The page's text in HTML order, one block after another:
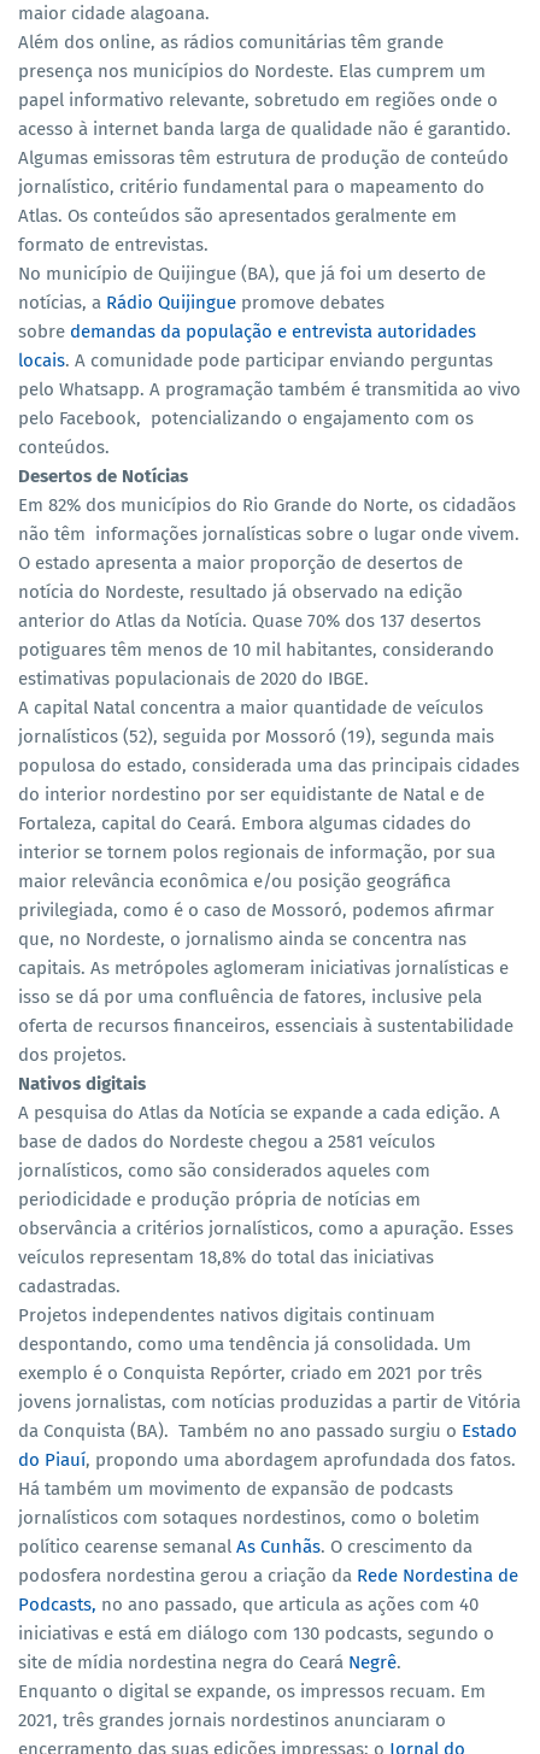
maior cidade alagoana.
Além dos online, as rádios comunitárias têm grande
presença nos municípios do Nordeste. Elas cumprem um
papel informativo relevante, sobretudo em regiões onde o
acesso à internet banda larga de qualidade não é garantido.
Algumas emissoras têm estrutura de produção de conteúdo
jornalístico, critério fundamental para o mapeamento do
Atlas. Os conteúdos são apresentados geralmente em
formato de entrevistas.
No município de Quijingue (BA), que já foi um deserto de
notícias, a Rádio Quijingue promove debates
sobre demandas da população e entrevista autoridades
locais. A comunidade pode participar enviando perguntas
pelo Whatsapp. A programação também é transmitida ao vivo
pelo Facebook, potencializando o engajamento com os
conteúdos.
Desertos de Notícias
Em 82% dos municípios do Rio Grande do Norte, os cidadãos
não têm informações jornalísticas sobre o lugar onde vivem.
O estado apresenta a maior proporção de desertos de
notícia do Nordeste, resultado já observado na edição
anterior do Atlas da Notícia. Quase 70% dos 137 desertos
potiguares têm menos de 10 mil habitantes, considerando
estimativas populacionais de 2020 do IBGE.
A capital Natal concentra a maior quantidade de veículos
jornalísticos (52), seguida por Mossoró (19), segunda mais
populosa do estado, considerada uma das principais cidades
do interior nordestino por ser equidistante de Natal e de
Fortaleza, capital do Ceará. Embora algumas cidades do
interior se tornem polos regionais de informação, por sua
maior relevância econômica e/ou posição geográfica
privilegiada, como é o caso de Mossoró, podemos afirmar
que, no Nordeste, o jornalismo ainda se concentra nas
capitais. As metrópoles aglomeram iniciativas jornalísticas e
isso se dá por uma confluência de fatores, inclusive pela
oferta de recursos financeiros, essenciais à sustentabilidade
dos projetos.
Nativos digitais
A pesquisa do Atlas da Notícia se expande a cada edição. A
base de dados do Nordeste chegou a 2581 veículos
jornalísticos, como são considerados aqueles com
periodicidade e produção própria de notícias em
observância a critérios jornalísticos, como a apuração. Esses
veículos representam 18,8% do total das iniciativas
cadastradas.
Projetos independentes nativos digitais continuam
despontando, como uma tendência já consolidada. Um
exemplo é o Conquista Repórter, criado em 2021 por três
jovens jornalistas, com notícias produzidas a partir de Vitória
da Conquista (BA). Também no ano passado surgiu o Estado
do Piauí, propondo uma abordagem aprofundada dos fatos.
Há também um movimento de expansão de podcasts
jornalísticos com sotaques nordestinos, como o boletim
político cearense semanal As Cunhãs. O crescimento da
podosfera nordestina gerou a criação da Rede Nordestina de
Podcasts, no ano passado, que articula as ações com 40
iniciativas e está em diálogo com 130 podcasts, segundo o
site de mídia nordestina negra do Ceará Negrê.
Enquanto o digital se expande, os impressos recuam. Em
2021, três grandes jornais nordestinos anunciaram o
encerramento das suas edições impressas: o Jornal do